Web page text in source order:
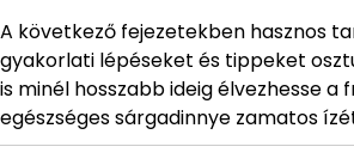
A következő fejezetekben hasznos
gyakorlati lépéseket és tippeket
is minél hosszabb ideig élvezhesse a
egészséges sárgadinnye zamatos